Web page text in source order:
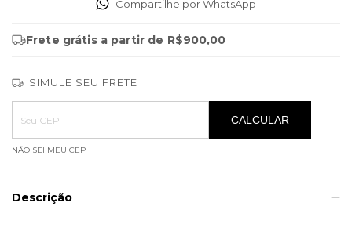
Compartilhe por WhatsApp
Frete grátis a partir de R$900,00
SIMULE SEU FRETE
Entregas para o CEP:
ALTERAR CEP
CALCULAR
NÃO SEI MEU CEP
Descrição